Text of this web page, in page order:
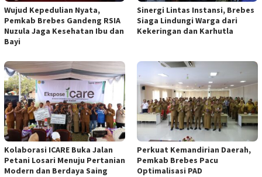
Wujud Kepedulian Nyata,
Pemkab Brebes Gandeng RSIA
Nuzula Jaga Kesehatan Ibu dan
Bayi
Sinergi Lintas Instansi, Brebes
Siaga Lindungi Warga dari
Kekeringan dan Karhutla
Kolaborasi ICARE Buka Jalan
Petani Losari Menuju Pertanian
Modern dan Berdaya Saing
Perkuat Kemandirian Daerah,
Pemkab Brebes Pacu
Optimalisasi PAD